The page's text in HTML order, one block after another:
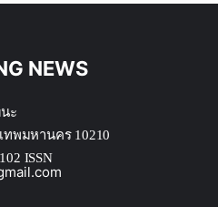
NEWS
ะ
ทพมหานคร 10210
ISSN